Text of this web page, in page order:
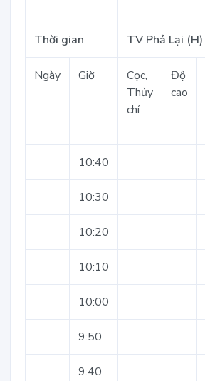
Thời gian TV Phả Lại (H)
Ngày Giờ
Cọc,
Thủy
chí
Độ
cao
10:40
10:30
10:20
10:10
10:00
9:50
9:40